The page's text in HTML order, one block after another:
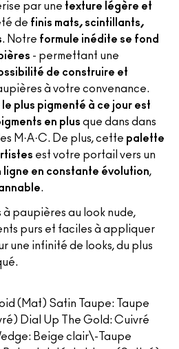
par une texture légère et
de finis mats, scintillants,
. Notre formule inédite se fond
- permettant une
de construire et
à votre convenance.
plus pigmenté à ce jour est
en plus que dans dans
M·A·C. De plus, cette palette
est votre portail vers un
ligne en constante évolution,
.
paupières au look nude,
purs et faciles à appliquer
une infinité de looks, du plus
(Mat) Satin Taupe​: Taupe
Dial Up The Gold: Cuivré
Beige clair\-Taupe​​​